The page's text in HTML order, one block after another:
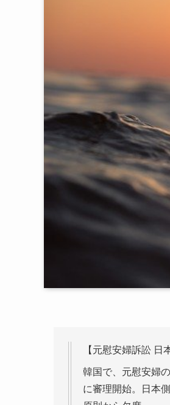
【元慰安婦訴訟 日
韓国で、元慰安婦
に審理開始。日本